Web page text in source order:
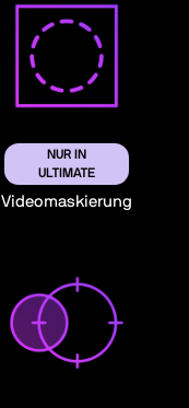
NUR IN
ULTIMATE
Videomaskierung